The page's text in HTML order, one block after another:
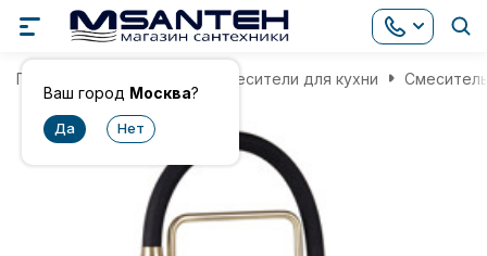
Ваш город Москва?
Главная Смесители для кухни